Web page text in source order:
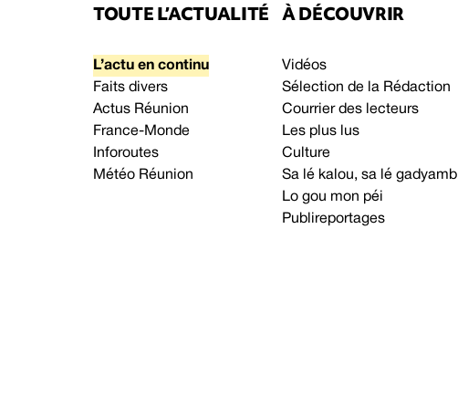
TOUTE L’ACTUALITÉ
L’actu en continu
Faits divers
Actus Réunion
France-Monde
Inforoutes
Météo Réunion
À DÉCOUVRIR
Vidéos
Sélection de la Rédaction
Courrier des lecteurs
Les plus lus
Culture
Sa lé kalou, sa lé gadyamb
Lo gou mon péi
Publireportages